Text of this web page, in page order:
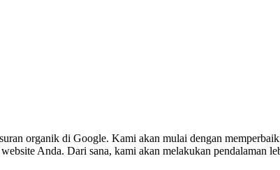
organik di Google. Kami akan mulai dengan
Anda. Dari sana, kami akan melakukan pendalaman